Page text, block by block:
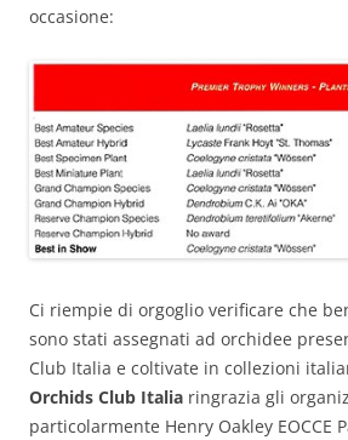
occasione:
Ci riempie di orgoglio verificare che
sono stati assegnati ad orchidee
Club Italia e coltivate in collezioni
Orchids Club Italia ringrazia gli
particolarmente Henry Oakley EOCCE